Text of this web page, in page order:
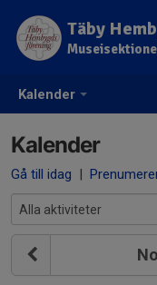
Kalender
Täby
Kalender
Gå till idag |